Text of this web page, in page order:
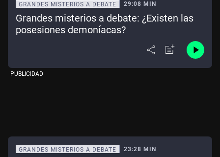
Borrar Mes actual
GRANDES MISTERIOS A DEBATE 29:08 MIN
Grandes misterios a debate: ¿Existen las
posesiones demoníacas?
PUBLICIDAD
GRANDES MISTERIOS A DEBATE 23:28 MIN